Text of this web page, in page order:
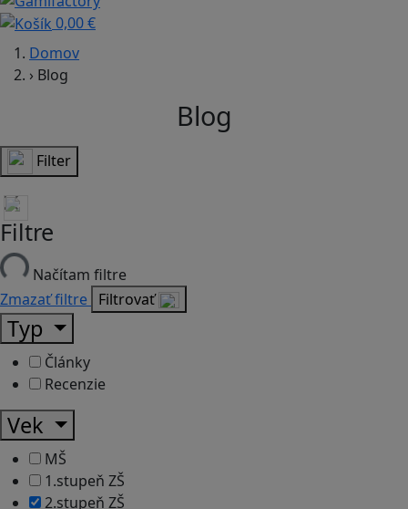
0,00 €
Domov
› Blog
Blog
Filter
Filtre
Načítam filtre
Zmazať filtre Filtrovať
Typ
Články
Recenzie
Vek
MŠ
1.stupeň ZŠ
2.stupeň ZŠ